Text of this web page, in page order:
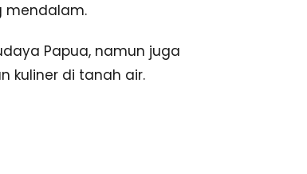
mendalam.
Papua, namun juga
kuliner di tanah air.